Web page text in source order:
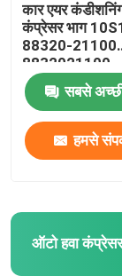
इलेक्ट्रिक एसी
एसी कंप्रेसर
कार एयर
कंप्रेसर भाग
88320-21100
8832021100
सबसे
हमसे
ऑटो हवा कंप्रेसर